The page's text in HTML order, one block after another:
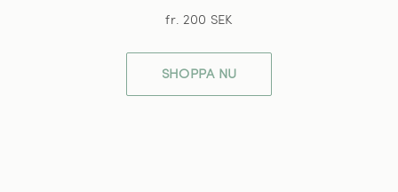
fr. 200 SEK
SHOPPA NU